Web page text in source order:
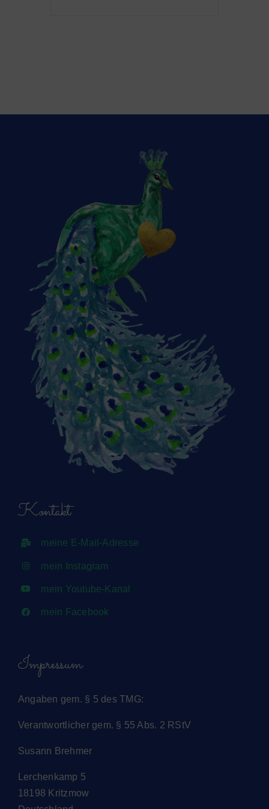
Kontakt
meine E-Mail-Adresse
mein Instagram
mein Youtube-Kanal
mein Facebook
Impressum
Angaben gem. § 5 des TMG:
Verantwortlicher gem. § 55 Abs. 2 RStV
Susann Brehmer
Lerchenkamp 5
18198 Kritzmow